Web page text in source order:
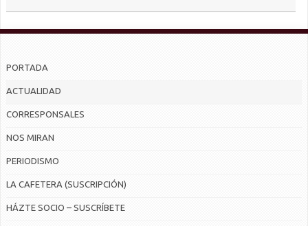
PORTADA
ACTUALIDAD
CORRESPONSALES
NOS MIRAN
PERIODISMO
LA CAFETERA (SUSCRIPCIÓN)
HÁZTE SOCIO – SUSCRÍBETE